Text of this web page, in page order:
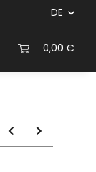
DE
0,00 €
Magazinen &